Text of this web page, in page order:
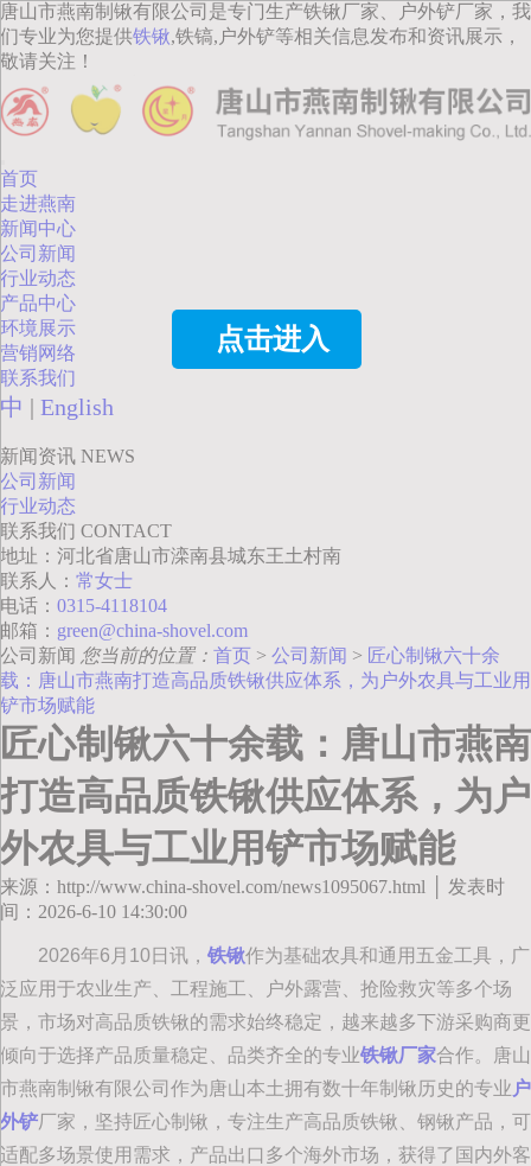
点击进入
唐山市燕南制锹有限公司是专门生产铁锹厂家、户外铲厂家，我
们专业为您提供铁锹,铁镐,户外铲等相关信息发布和资讯展示，
敬请关注！
首页
走进燕南
新闻中心
公司新闻
行业动态
产品中心
环境展示
营销网络
联系我们
中 | English
新闻资讯 NEWS
公司新闻
行业动态
联系我们 CONTACT
地址：河北省唐山市滦南县城东王土村南
联系人： 常女士
电话： 0315-4118104
邮箱： green@china-shovel.com
公司新闻 您当前的位置： 首页 > 公司新闻 > 匠心制锹六十余
载：唐山市燕南打造高品质铁锹供应体系，为户外农具与工业用
铲市场赋能
匠心制锹六十余载：唐山市燕南
打造高品质铁锹供应体系，为户
外农具与工业用铲市场赋能
来源：http://www.china-shovel.com/news1095067.html │ 发表时
间：2026-6-10 14:30:00
2026年6月10日讯， 铁锹作为基础农具和通用五金工具，广
泛应用于农业生产、工程施工、户外露营、抢险救灾等多个场
景，市场对高品质铁锹的需求始终稳定，越来越多下游采购商更
倾向于选择产品质量稳定、品类齐全的专业铁锹厂家合作。唐山
市燕南制锹有限公司作为唐山本土拥有数十年制锹历史的专业 户
外铲厂家，坚持匠心制锹，专注生产高品质铁锹、钢锹产品，可
适配多场景使用需求，产品出口多个海外市场，获得了国内外客